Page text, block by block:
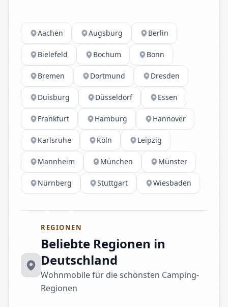
Aachen Augsburg Berlin
Bielefeld Bochum Bonn
Bremen Dortmund Dresden
Duisburg Düsseldorf Essen
Frankfurt Hamburg Hannover
Karlsruhe Köln Leipzig
Mannheim München Münster
Nürnberg Stuttgart Wiesbaden
REGIONEN
Beliebte Regionen in
Deutschland
Wohnmobile für die schönsten Camping-
Regionen